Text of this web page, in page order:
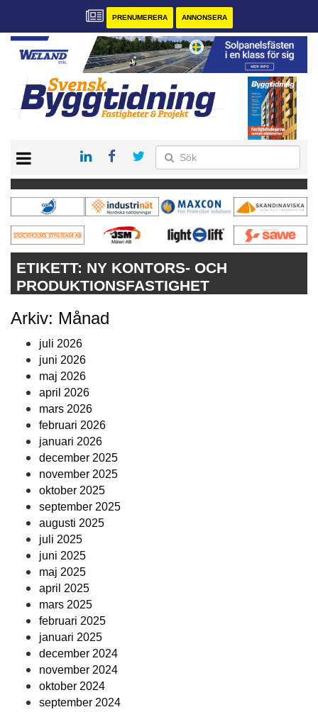
PRENUMERERA ANNONSERA
PRENUMERERA
VÅRA ANDRA MAGASIN
ANNONSERA
KONTAKT
ETIKETT: NY KONTORS- OCH
PRODUKTIONSFASTIGHET
Arkiv: Månad
juli 2026
juni 2026
maj 2026
april 2026
mars 2026
februari 2026
januari 2026
december 2025
november 2025
oktober 2025
september 2025
augusti 2025
juli 2025
juni 2025
maj 2025
april 2025
mars 2025
februari 2025
januari 2025
december 2024
november 2024
oktober 2024
september 2024